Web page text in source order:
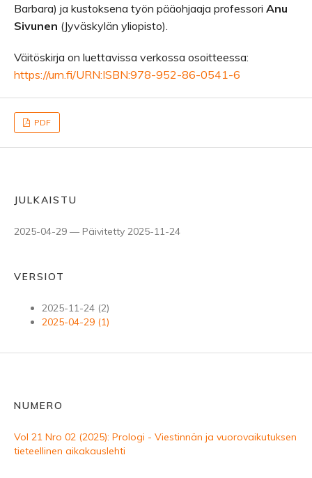
Barbara) ja kustoksena työn pääohjaaja professori Anu
Sivunen (Jyväskylän yliopisto).
Väitöskirja on luettavissa verkossa osoitteessa:
https://urn.fi/URN:ISBN:978-952-86-0541-6
PDF
JULKAISTU
2025-04-29 — Päivitetty 2025-11-24
VERSIOT
2025-11-24 (2)
2025-04-29 (1)
NUMERO
Vol 21 Nro 02 (2025): Prologi - Viestinnän ja vuorovaikutuksen
tieteellinen aikakauslehti